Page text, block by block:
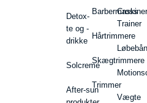
Detox-
te og -
drikke
Solcreme
After-sun
Hårtrimmere
Skægtrimmere
Trimmer
Cross
Trainer
Vægte